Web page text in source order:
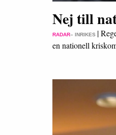
Nej till
RADAR– INRIKES |
en nationell